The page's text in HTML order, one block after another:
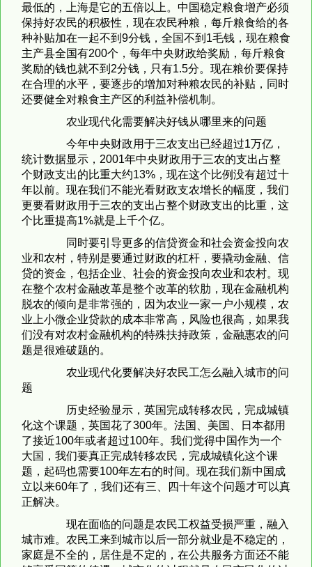
最低的，上海是它的五倍以上。中国稳定粮食增产必须
保持好农民的积极性，现在农民种粮，每斤粮食给的各
种补贴加在一起不到9分钱，全国不到1毛钱，现在粮食
主产县全国有200个，每年中央财政给奖励，每斤粮食
奖励的钱也就不到2分钱，只有1.5分。现在粮价要保持
在合理的水平，要逐步的增加对种粮农民的补贴，同时
还要健全对粮食主产区的利益补偿机制。
农业现代化需要解决好钱从哪里来的问题
今年中央财政用于三农支出已经超过1万亿，
统计数据显示，2001年中央财政用于三农的支出占整
个财政支出的比重大约13%，现在这个比例没有超过十
年以前。现在我们不能光看财政支农增长的幅度，我们
更要看财政用于三农的支出占整个财政支出的比重，这
个比重提高1%就是上千个亿。
同时要引导更多的信贷资金和社会资金投向农
业和农村，特别是要通过财政的杠杆，要撬动金融、信
贷的资金，包括企业、社会的资金投向农业和农村。现
在整个农村金融改革是整个改革的软肋，现在金融机构
脱农的倾向是非常强的，因为农业一家一户小规模，农
业上小微企业贷款的成本非常高，风险也很高，如果我
们没有对农村金融机构的特殊扶持政策，金融惠农的问
题是很难破题的。
农业现代化要解决好农民工怎么融入城市的问
题
历史经验显示，英国完成转移农民，完成城镇
化这个课题，英国花了300年。法国、美国、日本都用
了接近100年或者超过100年。我们觉得中国作为一个
大国，我们要真正完成转移农民，完成城镇化这个课
题，起码也需要100年左右的时间。现在我们新中国成
立以来60年了，我们还有三、四十年这个问题才可以真
正解决。
现在面临的问题是农民工权益受损严重，融入
城市难。农民工来到城市以后一部分就业是不稳定的，
家庭是不全的，居住是不定的，在公共服务方面还不能